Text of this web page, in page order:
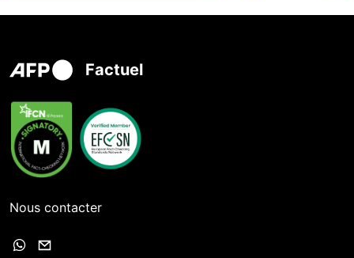
Factuel
Nous contacter